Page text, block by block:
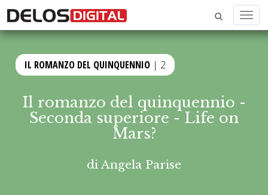
Menu
IL ROMANZO DEL QUINQUENNIO | 2
Il romanzo del quinquennio -
Seconda superiore - Life on
Mars?
di Angela Parise